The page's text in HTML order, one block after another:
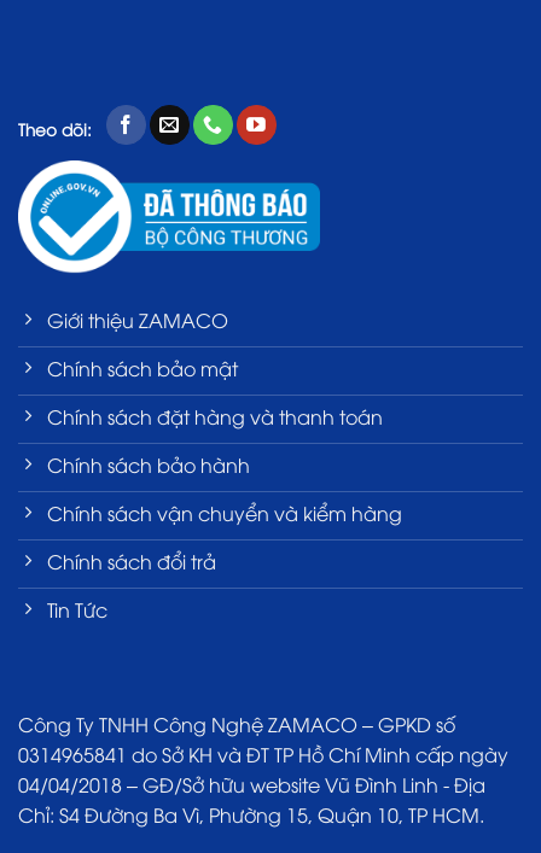
Theo dõi:
Giới thiệu ZAMACO
Chính sách bảo mật
Chính sách đặt hàng và thanh toán
Chính sách bảo hành
Chính sách vận chuyển và kiểm hàng
Chính sách đổi trả
Tin Tức
Công Ty TNHH Công Nghệ ZAMACO – GPKD số
0314965841 do Sở KH và ĐT TP Hồ Chí Minh cấp ngày
04/04/2018 – GĐ/Sở hữu website Vũ Đình Linh - Địa
Chỉ: S4 Đường Ba Vì, Phường 15, Quận 10, TP HCM.